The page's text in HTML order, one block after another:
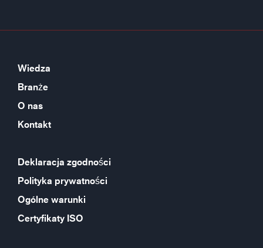
Wiedza
Branże
O nas
Kontakt
Deklaracja zgodności
Polityka prywatności
Ogólne warunki
Certyfikaty ISO